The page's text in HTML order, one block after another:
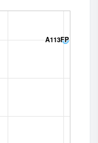
A113FP
A113FP